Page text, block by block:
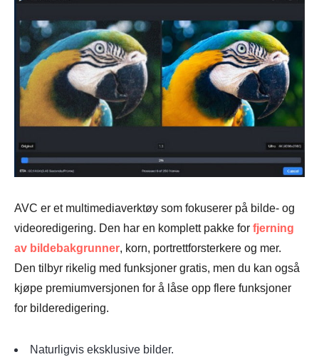
AVC er et multimediaverktøy som fokuserer på bilde- og
videoredigering. Den har en komplett pakke for fjerning
av bildebakgrunner, korn, portrettforsterkere og mer.
Den tilbyr rikelig med funksjoner gratis, men du kan også
kjøpe premiumversjonen for å låse opp flere funksjoner
for bilderedigering.
Naturligvis eksklusive bilder.